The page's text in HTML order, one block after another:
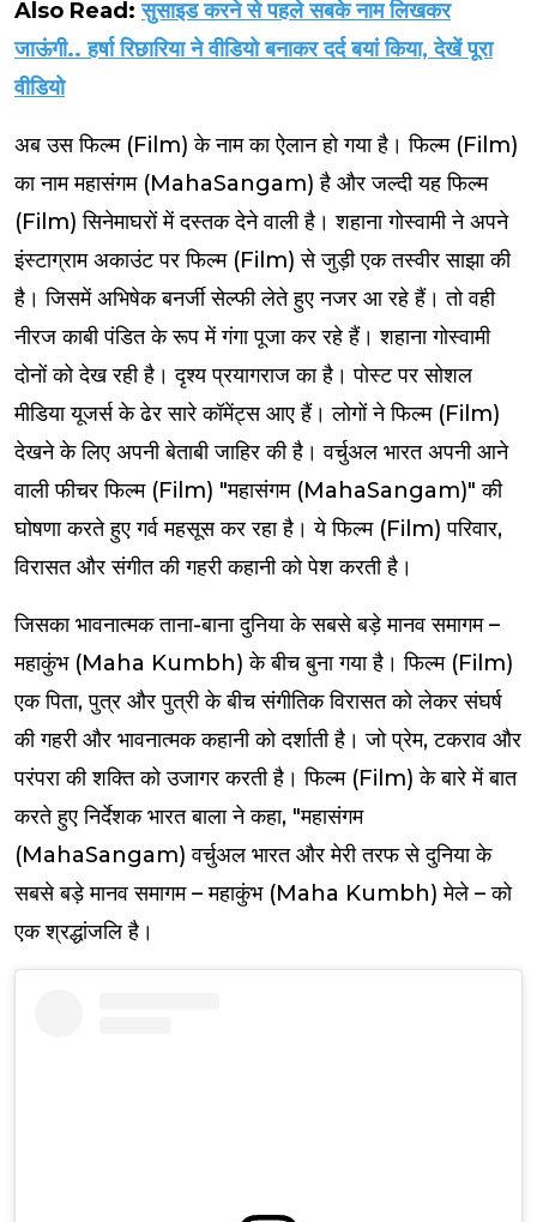
Also Read:सुसाइड करने से पहले सबके नाम लिखकर
जाऊंगी.. हर्षा रिछारिया ने वीडियो बनाकर दर्द बयां किया, देखें पूरा
वीडियो
अब उस फिल्म (Film) के नाम का ऐलान हो गया है। फिल्म (Film)
का नाम महासंगम (MahaSangam) है और जल्दी यह फिल्म
(Film) सिनेमाघरों में दस्तक देने वाली है। शहाना गोस्वामी ने अपने
इंस्टाग्राम अकाउंट पर फिल्म (Film) से जुड़ी एक तस्वीर साझा की
है। जिसमें अभिषेक बनर्जी सेल्फी लेते हुए नजर आ रहे हैं। तो वही
नीरज काबी पंडित के रूप में गंगा पूजा कर रहे हैं। शहाना गोस्वामी
दोनों को देख रही है। दृश्य प्रयागराज का है। पोस्ट पर सोशल
मीडिया यूजर्स के ढेर सारे कॉमेंट्स आए हैं। लोगों ने फिल्म (Film)
देखने के लिए अपनी बेताबी जाहिर की है।वर्चुअल भारत अपनी आने
वाली फीचर फिल्म (Film) "महासंगम (MahaSangam)" की
घोषणा करते हुए गर्व महसूस कर रहा है। ये फिल्म (Film) परिवार,
विरासत और संगीत की गहरी कहानी को पेश करती है।
जिसका भावनात्मक ताना-बाना दुनिया के सबसे बड़े मानव समागम –
महाकुंभ (Maha Kumbh) के बीच बुना गया है। फिल्म (Film)
एक पिता, पुत्र और पुत्री के बीच संगीतिक विरासत को लेकर संघर्ष
की गहरी और भावनात्मक कहानी को दर्शाती है। जो प्रेम, टकराव और
परंपरा की शक्ति को उजागर करती है।फिल्म (Film) के बारे में बात
करते हुए निर्देशक भारत बाला ने कहा, "महासंगम
(MahaSangam) वर्चुअल भारत और मेरी तरफ से दुनिया के
सबसे बड़े मानव समागम – महाकुंभ (Maha Kumbh) मेले – को
एक श्रद्धांजलि है।